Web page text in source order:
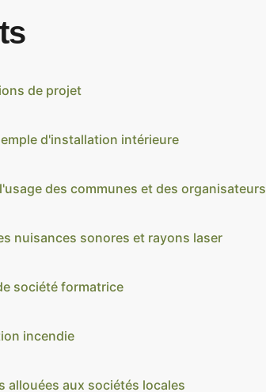
de projet
d'installation intérieure
des communes et des organisateurs
nuisances sonores et rayons laser
société formatrice
incendie
allouées aux sociétés locales